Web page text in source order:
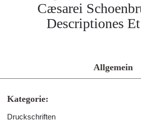
Cæsarei
Descriptiones
Allgemein
Kategorie:
Druckschriften